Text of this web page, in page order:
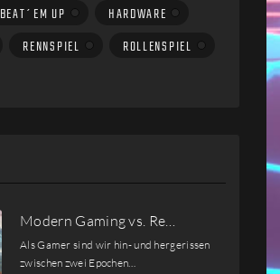
BEAT´EM UP
HARDWARE
RENNSPIEL
ROLLENSPIEL
Modern Gaming vs. Re…
Als Gamer sind wir hin- und hergerissen
zwischen zwei Epochen…